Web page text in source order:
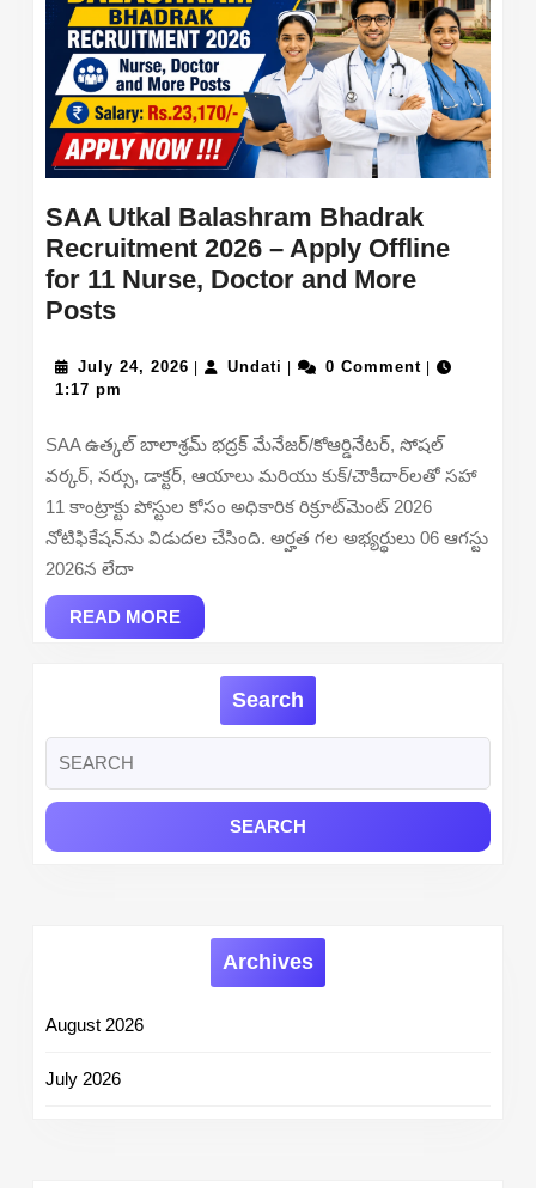
at
SAA Utkal Balashram Bhadrak
Recruitment 2026 – Apply Offline
for 11 Nurse, Doctor and More
PostsSAA
Balashram
Bhadrak
Recruitment
2026
–
Apply
for
11
More
Posts
July 24, 2026 July
| Undati Undati
| 0 Comment |
1:17 pm
SAA ఉత్కల్ బాలాశ్రమ్ భద్రక్ మేనేజర్/కోఆర్డినేటర్, సోషల్
వర్కర్, నర్సు, డాక్టర్, ఆయాలు మరియు కుక్/చౌకీదార్‌లతో సహా
11 కాంట్రాక్టు పోస్టుల కోసం అధికారిక రిక్రూట్‌మెంట్ 2026
నోటిఫికేషన్‌ను విడుదల చేసింది. అర్హత గల అభ్యర్థులు 06 ఆగస్టు
2026న లేదా
READ MOREREAD
MORE
Search
for:
Archives
August 2026
July 2026